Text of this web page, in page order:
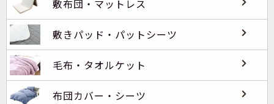
敷布団・マットレス
敷きパッド・パットシーツ
毛布・タオルケット
布団カバー・シーツ